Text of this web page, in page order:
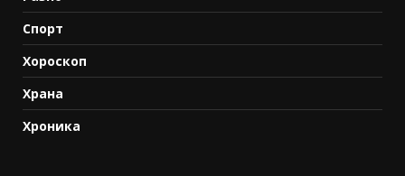
Спорт
Хороскоп
Храна
Хроника